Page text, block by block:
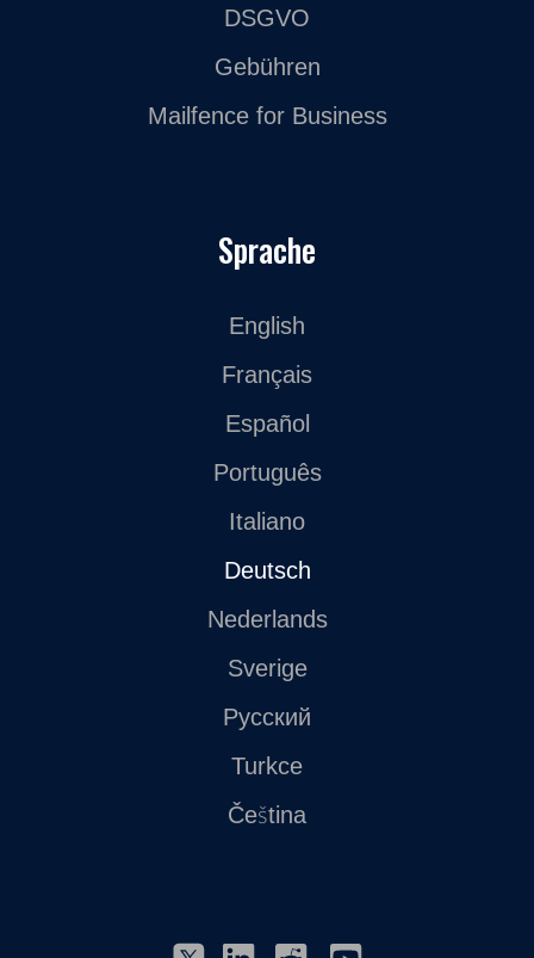
DSGVO
Gebühren
Mailfence for Business
Sprache
English
Français
Español
Português
Italiano
Deutsch
Nederlands
Sverige
Русский
Turkce
Čeština